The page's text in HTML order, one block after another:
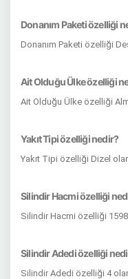
Donanım Paketi özelliği
Donanım Paketi özelliği
Ait Olduğu Ülke özelliği
Ait Olduğu Ülke özelliği
Yakıt Tipi özelliği nedir?
Yakıt Tipi özelliği Dizel
Silindir Hacmi özelliği
Silindir Hacmi özelliği
Silindir Adedi özelliği
Silindir Adedi özelliği 4